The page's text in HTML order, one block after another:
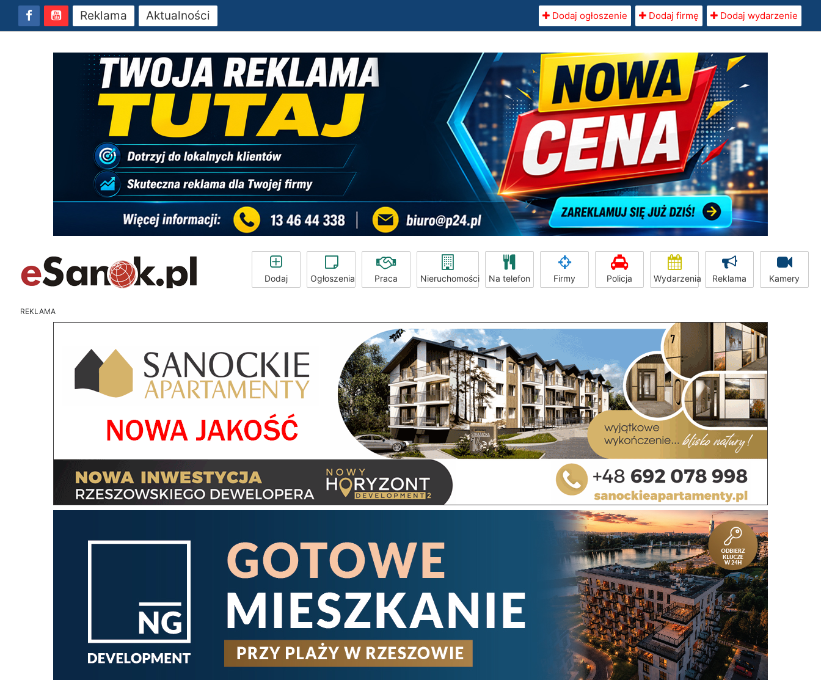
Reklama Aktualności Dodaj ogłoszenie Dodaj firmę Dodaj wydarzenie
Dodaj Ogłoszenia Praca Nieruchomości Na telefon Firmy Policja Wydarzenia Reklama Kamery
REKLAMA